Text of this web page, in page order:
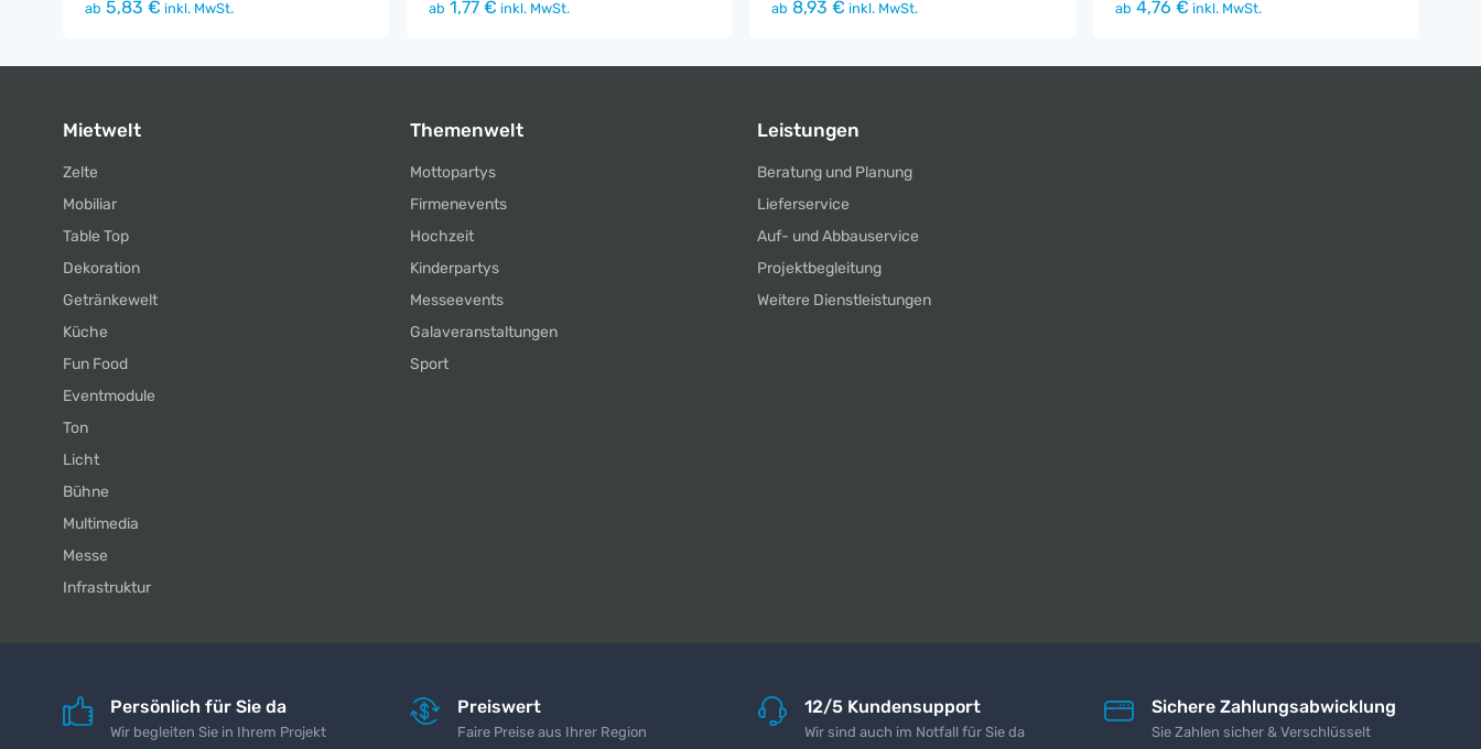
ab 5,83 € inkl. MwSt.
ab 1,77 € inkl. MwSt.
ab 8,93 € inkl. MwSt.
ab 4,76 € inkl. MwSt.
Mietwelt
Zelte
Mobiliar
Table Top
Dekoration
Getränkewelt
Küche
Fun Food
Eventmodule
Ton
Licht
Bühne
Multimedia
Messe
Infrastruktur
Themenwelt
Mottopartys
Firmenevents
Hochzeit
Kinderpartys
Messeevents
Galaveranstaltungen
Sport
Leistungen
Beratung und Planung
Lieferservice
Auf- und Abbauservice
Projektbegleitung
Weitere Dienstleistungen
Persönlich für Sie da
Wir begleiten Sie in Ihrem Projekt
Preiswert
Faire Preise aus Ihrer Region
12/5 Kundensupport
Wir sind auch im Notfall für Sie da
Sichere Zahlungsabwicklung
Sie Zahlen sicher & Verschlüsselt